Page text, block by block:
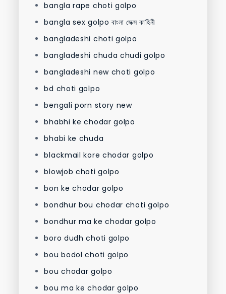
bangla rape choti golpo
bangla sex golpo বাংলা সেক্স কাহিনী
bangladeshi choti golpo
bangladeshi chuda chudi golpo
bangladeshi new choti golpo
bd choti golpo
bengali porn story new
bhabhi ke chodar golpo
bhabi ke chuda
blackmail kore chodar golpo
blowjob choti golpo
bon ke chodar golpo
bondhur bou chodar choti golpo
bondhur ma ke chodar golpo
boro dudh choti golpo
bou bodol choti golpo
bou chodar golpo
bou ma ke chodar golpo